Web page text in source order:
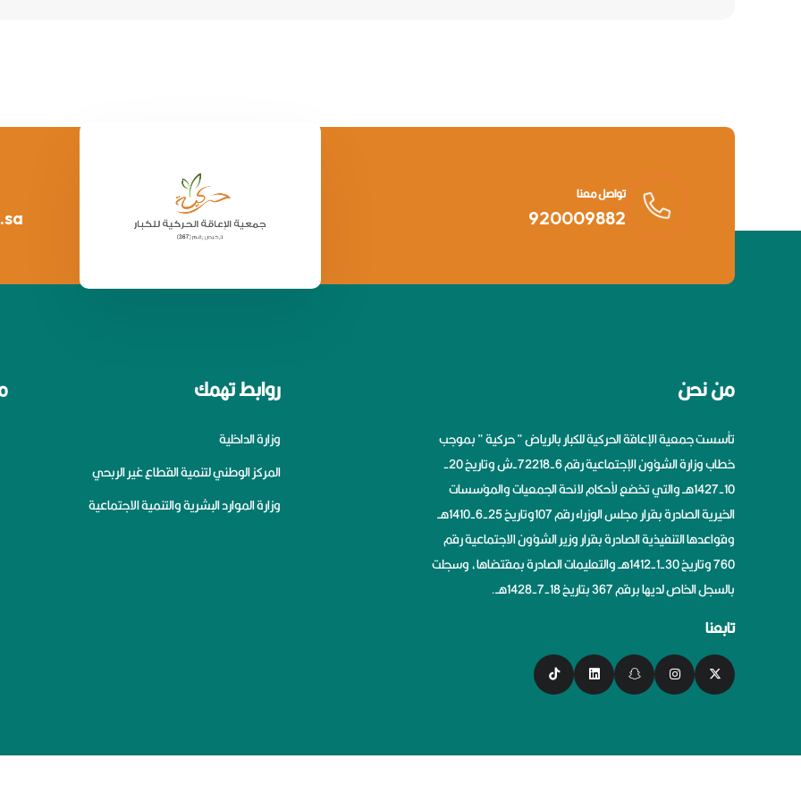
تواصل معنا
920009882
من نحن
تأسست جمعية الإعاقة الحركية للكبار بالرياض ” حركية ” بموجب
خطاب وزارة الشؤون الإجتماعية رقم 6-72218-ش وتاريخ 20-
10-1427هــ والتي تخضع لأحكام لائحة الجمعيات والمؤسسات
الخيرية الصادرة بقرار مجلس الوزراء رقم 107وتاريخ 25-6-1410هــ
وقواعدها التنفيذية الصادرة بقرار وزير الشؤون الاجتماعية رقم
760 وتاريخ 30-1-1412هــ والتعليمات الصادرة بمقتضاها، وسجلت
بالسجل الخاص لديها برقم 367 بتاريخ 18-7-1428هــ.
تابعنا
روابط تهمك
وزارة الداخلية
المركز الوطني لتنمية القطاع غير الربحي
وزارة الموارد البشرية والتنمية الاجتماعية